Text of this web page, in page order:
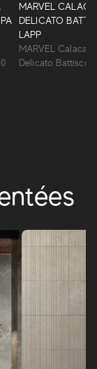
MARVEL
DELICATO
LAPP
MARVEL
Delicato
sélectionnés
et
réalisme